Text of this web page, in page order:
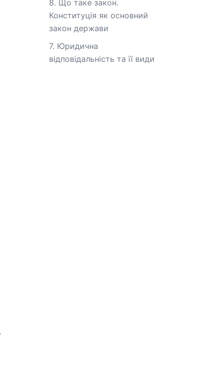
8. Що таке закон.
Конституція як основний
закон держави
7. Юридична
відповідальність та її види